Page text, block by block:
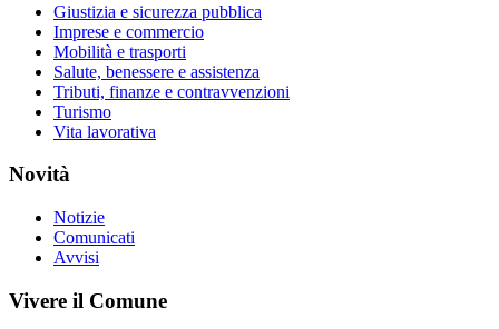
Giustizia e sicurezza pubblica
Imprese e commercio
Mobilità e trasporti
Salute, benessere e assistenza
Tributi, finanze e contravvenzioni
Turismo
Vita lavorativa
Novità
Notizie
Comunicati
Avvisi
Vivere il Comune